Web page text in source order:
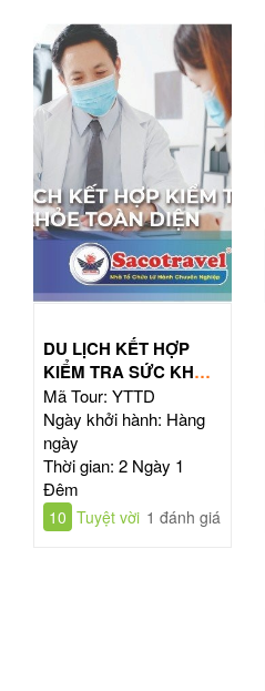
DU LỊCH KẾT HỢP
KIỂM TRA SỨC KHỎE
TOÀN DIỆN
Mã Tour: YTTD
Ngày khởi hành: Hàng
ngày
Thời gian: 2 Ngày 1
Đêm
10 Tuyệt vời 1 đánh giá